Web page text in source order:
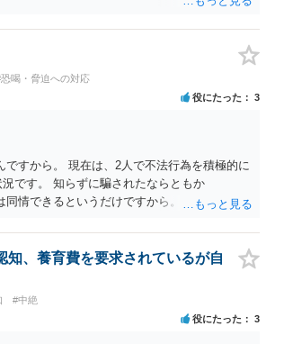
て判断されます。 今後の状況等に応じて、弁
喝・脅迫への対応
役にたった 3
すから。 現在は、2人で不法行為を積極的に
です。 知らずに騙されたならともか
情できるというだけですから。
、養育費を要求されているが自
#中絶
役にたった 3